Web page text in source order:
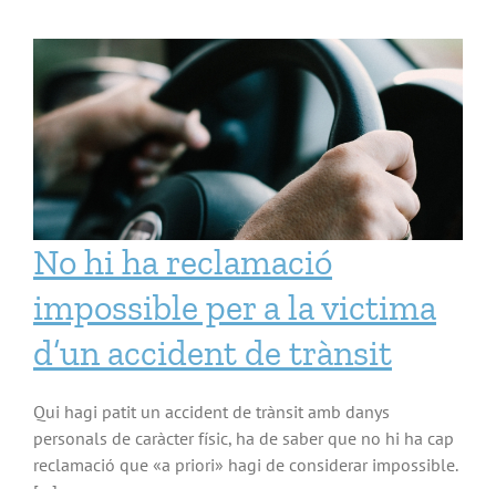
No hi ha reclamació
impossible per a la victima
d’un accident de trànsit
Qui hagi patit un accident de trànsit amb danys
personals de caràcter físic, ha de saber que no hi ha cap
reclamació que «a priori» hagi de considerar impossible.